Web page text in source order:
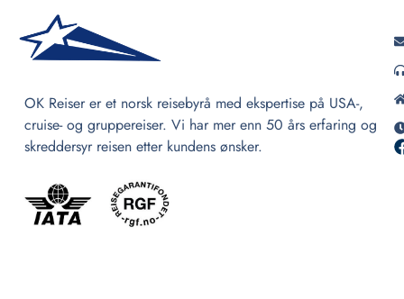
OK Reiser er et norsk reisebyrå med ekspertise på USA-,
cruise- og gruppereiser. Vi har mer enn 50 års erfaring og
skreddersyr reisen etter kundens ønsker.